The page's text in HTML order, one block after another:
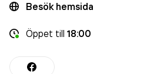
Besök hemsida
Öppet till 18:00